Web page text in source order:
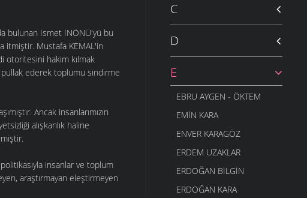
bulunan İsmet İNÖNÜ'yü bu
itmiştir. Mustafa KEMAL'in
otoritesini hakim kılmak
pullak ederek toplumu sindirme
Ancak insanlarımızın
alışkanlık haline
insanlar ve toplum
araştırmayan eleştirmeyen
C
D
E
EBRU AYGEN - ÖKTEM
EMIN KARA
ENVER KARAGÖZ
ERDEM UZAKLAR
ERDOĞAN BILGIN
ERDOĞAN KARA